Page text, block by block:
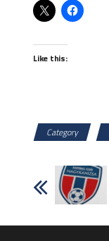
Like this:
Category